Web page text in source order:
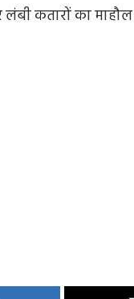
लंबी कतारों का